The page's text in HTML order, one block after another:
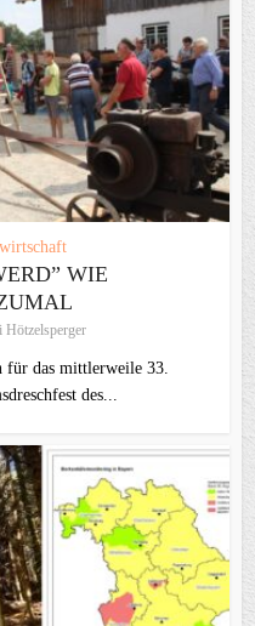
WIE
Hötzelsperger
für das mittlerweile 33.
des...